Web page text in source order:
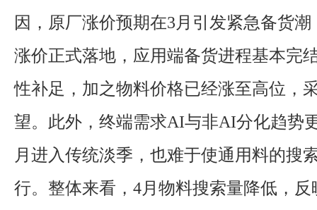
因，原厂涨价预期在3月引发紧急备货
涨价正式落地，应用端备货进程基本完
性补足，加之物料价格已经涨至高位，
望。此外，终端需求AI与非AI分化趋势
月进入传统淡季，也难于使通用料的搜
行。整体来看，4月物料搜索量降低，